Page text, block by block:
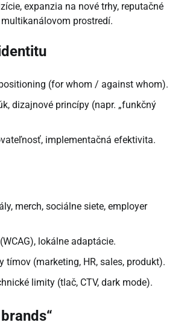
expanzia na nové trhy, reputačné
prostredí.
(for whom / against whom).
dizajnové princípy (napr. „funkčný
implementačná efektivita.
merch, sociálne siete, employer
lokálne adaptácie.
(marketing, HR, sales, produkt).
limity (tlač, CTV, dark mode).